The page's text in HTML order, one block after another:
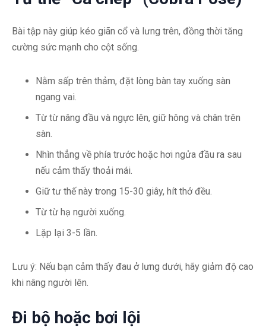
Bài tập này giúp kéo giãn cổ và lưng trên, đồng thời tăng
cường sức mạnh cho cột sống.
Nằm sấp trên thảm, đặt lòng bàn tay xuống sàn
ngang vai.
Từ từ nâng đầu và ngực lên, giữ hông và chân trên
sàn.
Nhìn thẳng về phía trước hoặc hơi ngửa đầu ra sau
nếu cảm thấy thoải mái.
Giữ tư thế này trong 15-30 giây, hít thở đều.
Từ từ hạ người xuống.
Lặp lại 3-5 lần.
Lưu ý: Nếu bạn cảm thấy đau ở lưng dưới, hãy giảm độ cao
khi nâng người lên.
Đi bộ hoặc bơi lội